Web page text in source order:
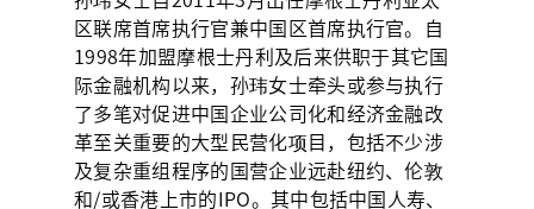
区联席首席执行官兼中国区首席执行官。自
1998年加盟摩根士丹利及后来供职于其它国
际金融机构以来，孙玮女士牵头或参与执行
了多笔对促进中国企业公司化和经济金融改
革至关重要的大型民营化项目，包括不少涉
及复杂重组程序的国营企业远赴纽约、伦敦
和/或香港上市的IPO。其中包括中国人寿、